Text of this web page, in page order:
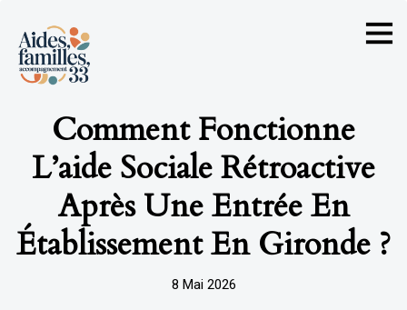
Comment Fonctionne
L’aide Sociale Rétroactive
Après Une Entrée En
Établissement En Gironde ?
8 Mai 2026